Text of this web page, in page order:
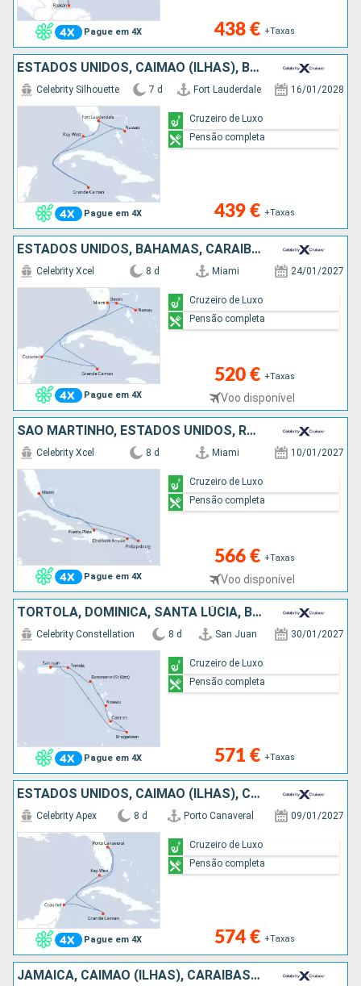
Pague em 4X 438 € +Taxas
ESTADOS UNIDOS, CAIMÃO (ILHAS), BAHAMAS
Pague em 4X
Celebrity Silhouette 7 d Fort Lauderdale 16/01/2028
439 € +Taxas
Cruzeiro de Luxo
Pensão completa
ESTADOS UNIDOS, BAHAMAS, CARAIBAS - MEXICO, CAIMÃO (ILHAS)
Pague em 4X
Celebrity Xcel 8 d Miami 24/01/2027
520 € +Taxas
Voo disponível
Cruzeiro de Luxo
Pensão completa
SÃO MARTINHO, ESTADOS UNIDOS, REPÚBLICA DOMINICANA
Pague em 4X
Celebrity Xcel 8 d Miami 10/01/2027
566 € +Taxas
Voo disponível
Cruzeiro de Luxo
Pensão completa
TORTOLA, DOMINICA, SANTA LÚCIA, BARBADOS, PORTO RICO
Pague em 4X
Celebrity Constellation 8 d San Juan 30/01/2027
571 € +Taxas
Cruzeiro de Luxo
Pensão completa
ESTADOS UNIDOS, CAIMÃO (ILHAS), CARAIBAS - MEXICO
Pague em 4X
Celebrity Apex 8 d Porto Canaveral 09/01/2027
574 € +Taxas
Cruzeiro de Luxo
Pensão completa
JAMAICA, CAIMÃO (ILHAS), CARAIBAS - MEXICO, ESTADOS UNIDOS